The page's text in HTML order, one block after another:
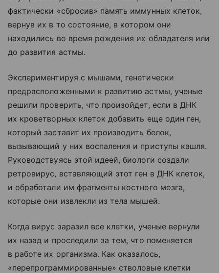
фактически «сбросив» память иммунных клеток,
вернув их в то состояние, в котором они
находились во время рождения их обладателя или
до развития астмы.
Экспериментируя с мышами, генетически
предрасположенными к развитию астмы, ученые
решили проверить, что произойдет, если в ДНК
их кроветворных клеток добавить еще один ген,
который заставит их производить белок,
вызывающий у них воспаления и приступы кашля.
Руководствуясь этой идеей, биологи создали
ретровирус, вставляющий этот ген в ДНК клеток,
и обработали им фрагменты костного мозга,
которые они извлекли из тела мышей.
Когда вирус заразил все клетки, ученые вернули
их назад и проследили за тем, что поменяется
в работе их организма. Как оказалось,
«перепрограммированные» стволовые клетки